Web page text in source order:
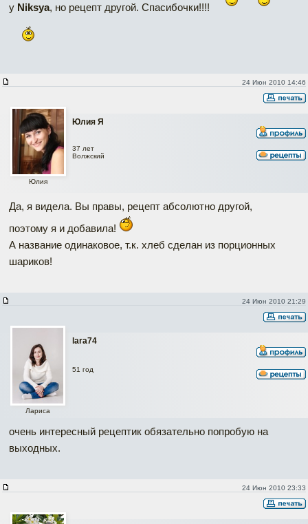
у Niksya, но рецепт другой. Спасибочки!!!!
24 Июн 2010 14:46
Юлия Я
Юлия
37 лет
Волжский
Да, я видела. Вы правы, рецепт абсолютно другой,
поэтому я и добавила!
А название одинаковое, т.к. хлеб сделан из порционных
шариков!
24 Июн 2010 21:29
lara74
Лариса
51 год
очень интересный рецептик обязательно попробую на
выходных.
24 Июн 2010 23:33